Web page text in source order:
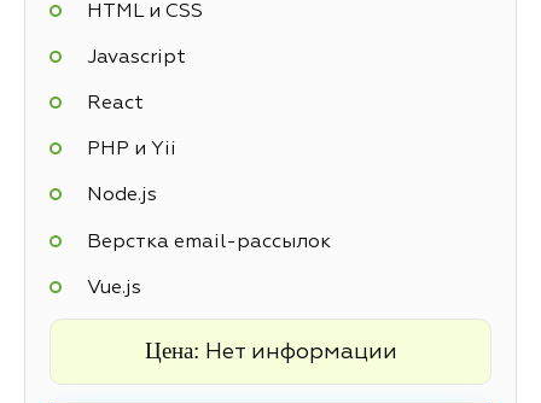
HTML и CSS
Javascript
React
PHP и Yii
Node.js
Верстка email-рассылок
Vue.js
Цена: Нет информации